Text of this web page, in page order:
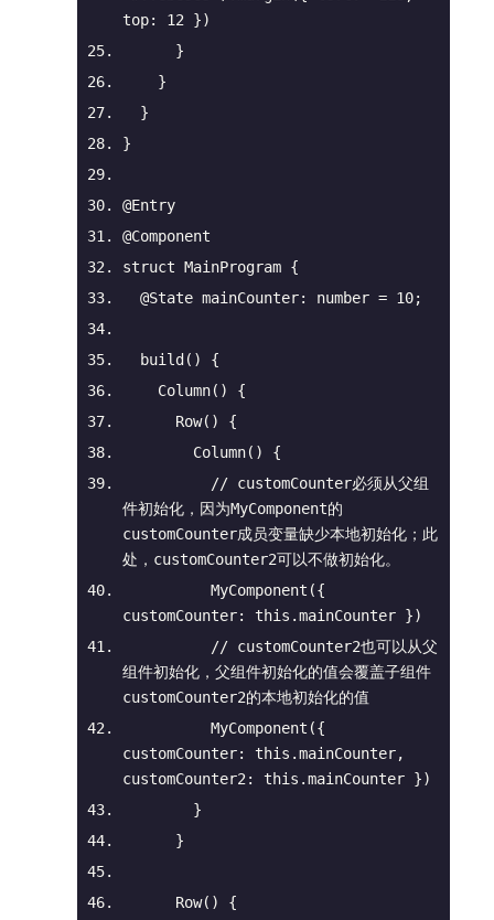
top: 12 })
      }
    }
  }
}
@Entry
@Component
struct MainProgram {
@State mainCounter: number = 10;
build ( )
{
Column( )
{
Row( )
{
Column( )
{
// customCounter必须从父组
件初始化，因为MyComponent的
customCounter成员变量缺少本地初始化；此
处，customCounter2可以不做初始化。
customCounter: this .mainCounter })
// customCounter2也可以从父
组件初始化，父组件初始化的值会覆盖子组件
customCounter2的本地初始化的值
customCounter: this
customCounter2 : this .mainCounter })
        }
      }
Row( )
{